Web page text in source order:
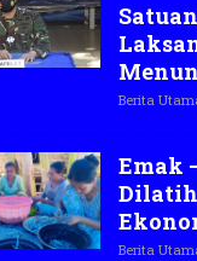
Berita
Emak
Berita